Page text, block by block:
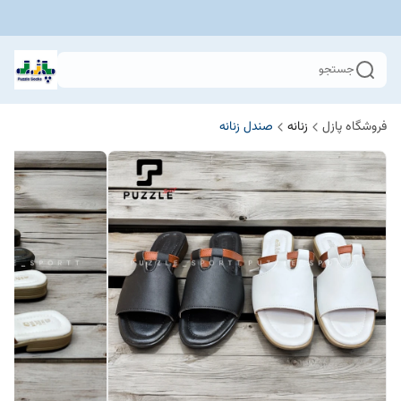
جستجو
فروشگاه پازل زنانه صندل زنانه